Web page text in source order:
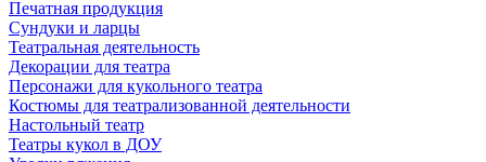
Печатная продукция
Сундуки и ларцы
Театральная деятельность
Декорации для театра
Персонажи для кукольного театра
Костюмы для театрализованной деятельности
Настольный театр
Театры кукол в ДОУ